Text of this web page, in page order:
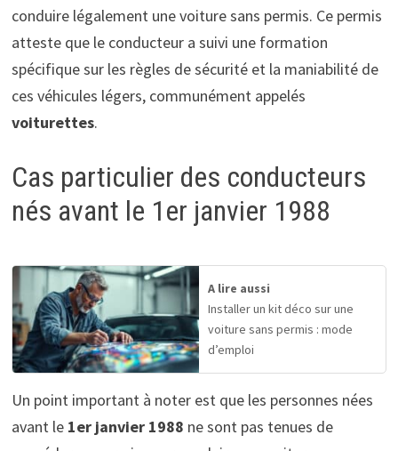
conduire légalement une voiture sans permis. Ce permis
atteste que le conducteur a suivi une formation
spécifique sur les règles de sécurité et la maniabilité de
ces véhicules légers, communément appelés
voiturettes.
Cas particulier des conducteurs
nés avant le 1er janvier 1988
A lire aussi
Installer un kit déco sur une
voiture sans permis : mode
d’emploi
Un point important à noter est que les personnes nées
avant le 1er janvier 1988 ne sont pas tenues de